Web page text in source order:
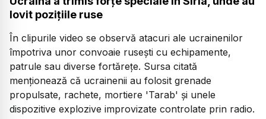
lovit pozițiile ruse
În clipurile video se observă atacuri ale ucrainenilor
împotriva unor convoaie rusești cu echipamente,
patrule sau diverse fortărețe. Sursa citată
menționează că ucrainenii au folosit grenade
propulsate, rachete, mortiere 'Tarab' și unele
dispozitive explozive improvizate controlate prin radio.